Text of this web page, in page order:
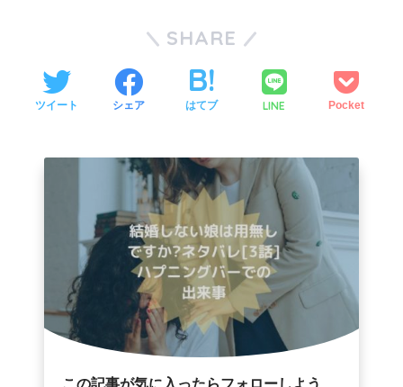
SHARE
ツイート シェア はてブ LINE Pocket
この記事が気に入ったらフォローしよう